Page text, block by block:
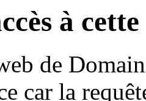
à
de
car la